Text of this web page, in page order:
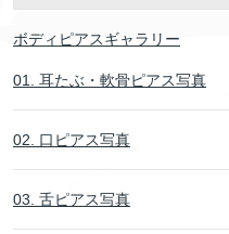
ボディピアスギャラリー
01. 耳たぶ・軟骨ピアス写真
02. 口ピアス写真
03. 舌ピアス写真